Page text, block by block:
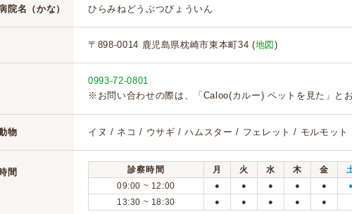
院名（かな） ひらみねどうぶつびょういん
〒898-0014 鹿児島県枕崎市東本町34 (地図 )
0993-72-0801
※お問い合わせの際は、「Caloo(カルー) ペットを見た」とお
物 イヌ / ネコ / ウサギ / ハムスター / フェレット / モルモット
間 診察時間 月 火 水 木 金
09:00 ~ 12:00
● ● ● ● ● ●
13:30 ~ 18:30 ● ● ● ● ●